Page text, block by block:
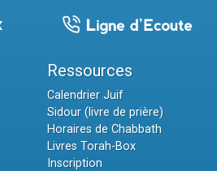
Ressources
Calendrier Juif
Sidour (livre de prière)
Horaires de Chabbath
Livres Torah-Box
Inscription